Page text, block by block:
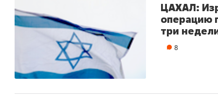
ЦАХАЛ:
операцию
три
8